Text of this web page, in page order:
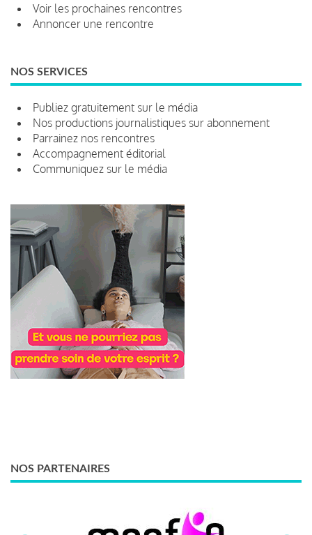
Voir les prochaines rencontres
Annoncer une rencontre
NOS SERVICES
Publiez gratuitement sur le média
Nos productions journalistiques sur abonnement
Parrainez nos rencontres
Accompagnement éditorial
Communiquez sur le média
NOS PARTENAIRES